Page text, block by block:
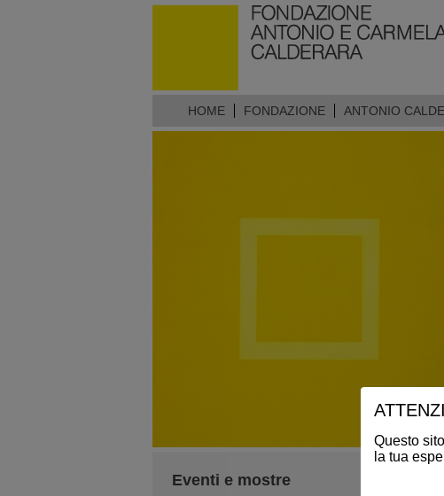
HOME FONDAZIONE ANTONIO
Eventi e mostre
Questo
la tua